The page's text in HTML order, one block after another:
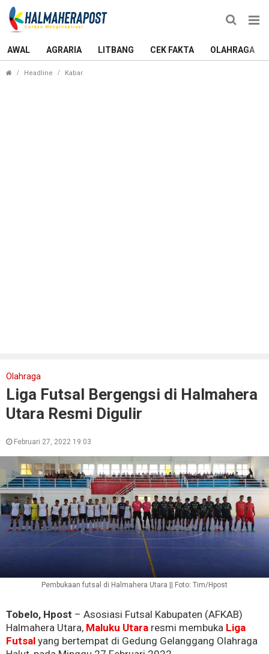
AWAL AGRARIA LITBANG CEK FAKTA OLAHRAGA
Headline Kabar
Olahraga
Liga Futsal Bergengsi di Halmahera
Utara Resmi Digulir
Februari 27, 2022 19:03
Pembukaan futsal di Halmahera Utara || Foto: Tim/Hpost
Tobelo, Hpost – Asosiasi Futsal Kabupaten (AFKAB)
Halmahera Utara, Maluku Utara resmi membuka Liga
Futsal yang bertempat di Gedung Gelanggang Olahraga